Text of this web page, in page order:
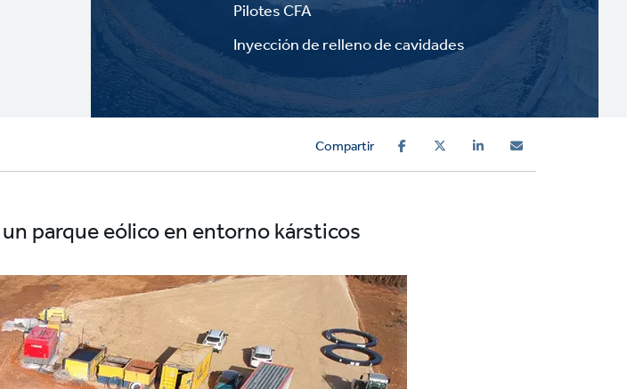
Pilotes CFA
Inyección de relleno de cavidades
Compartir
parque eólico en entorno kársticos